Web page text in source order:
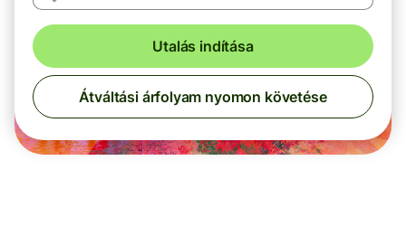
Utalás indítása
Átváltási árfolyam nyomon követése